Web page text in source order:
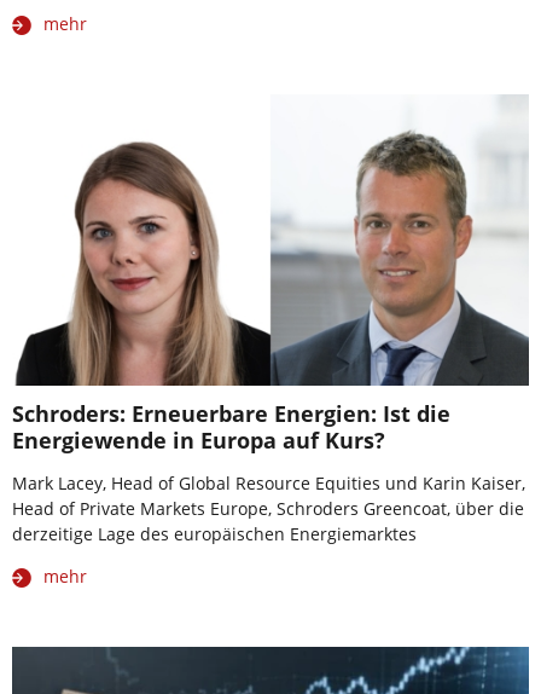
mehr
Schroders: Erneuerbare Energien: Ist die
Energiewende in Europa auf Kurs?
Mark Lacey, Head of Global Resource Equities und Karin Kaiser,
Head of Private Markets Europe, Schroders Greencoat, über die
derzeitige Lage des europäischen Energiemarktes
mehr